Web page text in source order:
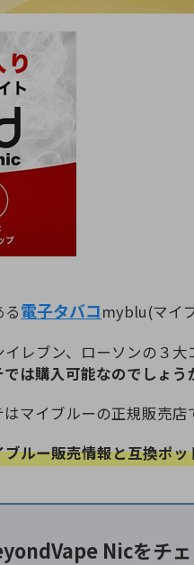
電子タバコmyblu(マイ
レブン、ローソンの３
は購入可能なのでしょう
マイブルーの正規販売店
ブルー販売情報と互換ポ
Nicをチェ